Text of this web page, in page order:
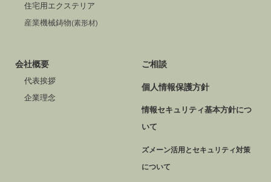
住宅用エクステリア
産業機械鋳物(素形材)
会社概要
代表挨拶
企業理念
ご相談
個人情報保護方針
情報セキュリティ基本方針につ
いて
ズメーン活用とセキュリティ対策
について